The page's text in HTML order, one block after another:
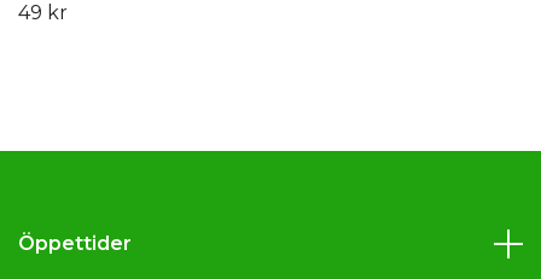
49 kr
Öppettider